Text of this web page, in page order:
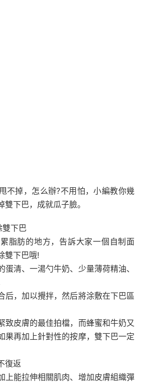
不掉，怎么辦?不用怕，小編教你幾
下巴，成就瓜子臉。
雙下巴
脂肪的地方，告訴大家一個自制面
雙下巴哦!
蛋清、一湯勺牛奶、少量薄荷精油、
后，加以攪拌，然后將涂敷在下巴區
致皮膚的最佳拍檔，而蜂蜜和牛奶又
果再加上針對性的按摩，雙下巴一定
復返
上能拉伸相關肌肉、增加皮膚組織彈